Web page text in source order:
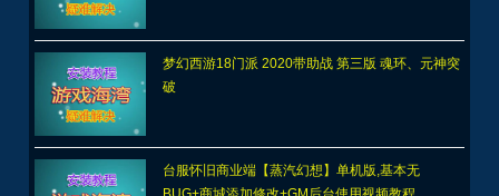
梦幻西游18门派 2020带助战 第三版 魂环、元神突
破
台服怀旧商业端【蒸汽幻想】单机版,基本无